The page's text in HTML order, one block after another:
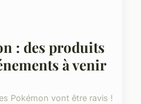
: des produits
à venir
Pokémon vont être ravis !